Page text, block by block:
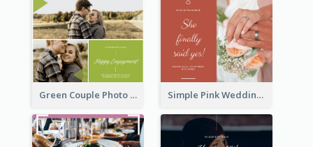
Green Couple Photo Happy Engagement Facebook Post Simple Pink Wedding Photo Facebook Post